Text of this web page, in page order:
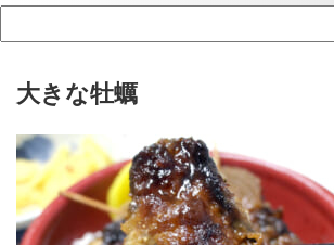
大きな牡蠣